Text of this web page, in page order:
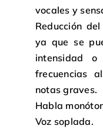
vocales y
Reducción
ya que se
intensidad
frecuencias
notas graves.
Habla
Voz soplada.